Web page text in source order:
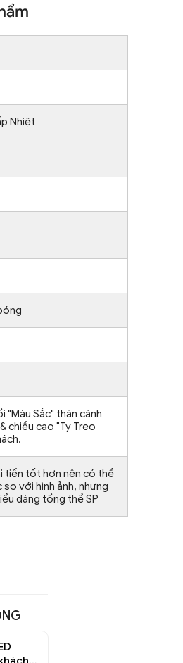
Nhiệt
"Màu Sắc" thân cánh
chiều cao "Ty Treo
tiến tốt hơn nên có thể
với hình ảnh, nhưng
dáng tổng thể SP